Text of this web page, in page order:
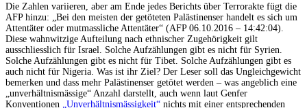
Die Zahlen variieren, aber am Ende jedes Berichts über Terrorakte fügt die
AFP hinzu: „Bei den meisten der getöteten Palästinenser handelt es sich um
Attentäter oder mutmassliche Attentäter“ (AFP 06.10.2016 – 14:42:04).
Diese wahnwitzige Aufteilung nach ethnischer Zugehörigkeit gilt
ausschliesslich für Israel. Solche Aufzählungen gibt es nicht für Syrien.
Solche Aufzählungen gibt es nicht für Tibet. Solche Aufzählungen gibt es
auch nicht für Nigeria. Was ist ihr Ziel? Der Leser soll das Ungleichgewicht
bemerken und dass mehr Palästinenser getötet werden – was angeblich eine
„unverhältnismässige“ Anzahl darstellt, auch wenn laut Genfer
Konventionen
„Unverhältnismässigkeit“ nichts mit einer entsprechenden